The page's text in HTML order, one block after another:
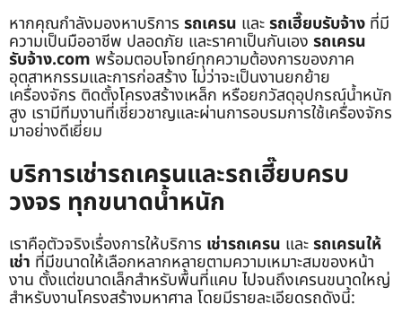
หากคุณกำลังมองหาบริการ รถเครน และรถเฮี๊ยบรับจ้าง ที่มี
ความเป็นมืออาชีพ ปลอดภัย และราคาเป็นกันเอง รถเครน
รับจ้าง.com พร้อมตอบโจทย์ทุกความต้องการของภาค
อุตสาหกรรมและการก่อสร้าง ไม่ว่าจะเป็นงานยกย้าย
เครื่องจักร ติดตั้งโครงสร้างเหล็ก หรือยกวัสดุอุปกรณ์น้ำหนัก
สูง เรามีทีมงานที่เชี่ยวชาญและผ่านการอบรมการใช้เครื่องจักร
มาอย่างดีเยี่ยม
บริการเช่ารถเครนและรถเฮี๊ยบครบ
วงจร ทุกขนาดน้ำหนัก
เราคือตัวจริงเรื่องการให้บริการ เช่ารถเครน และรถเครนให้
เช่า ที่มีขนาดให้เลือกหลากหลายตามความเหมาะสมของหน้า
งาน ตั้งแต่ขนาดเล็กสำหรับพื้นที่แคบ ไปจนถึงเครนขนาดใหญ่
สำหรับงานโครงสร้างมหาศาล โดยมีรายละเอียดรถดังนี้: